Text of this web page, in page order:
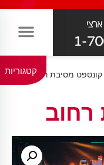
קטגוריותקונספט מסיבת רחוב
רחוב